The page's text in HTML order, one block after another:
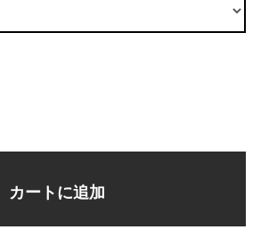
カートに追加